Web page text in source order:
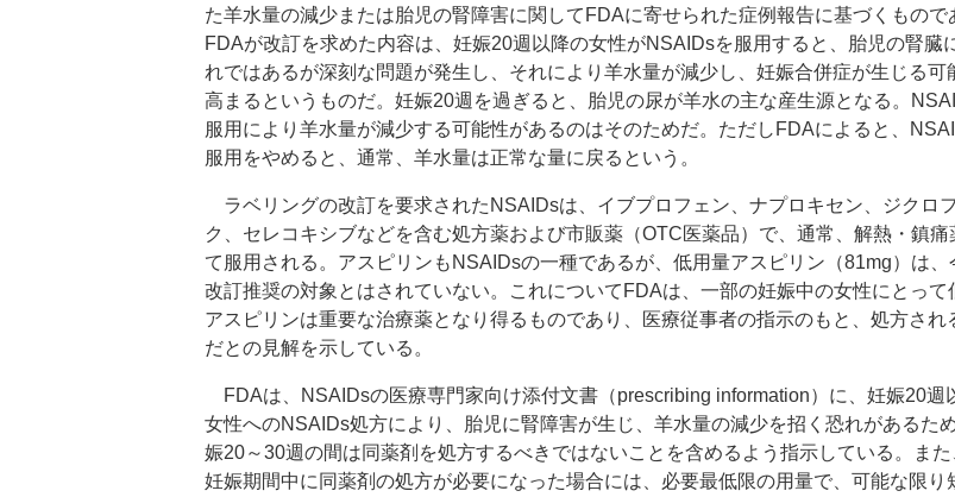
た羊水量の減少または胎児の腎障害に関してFDAに寄せられた症例報告に基づくもので
FDAが改訂を求めた内容は、妊娠20週以降の女性がNSAIDsを服用すると、胎児の腎臓
れではあるが深刻な問題が発生し、それにより羊水量が減少し、妊娠合併症が生じる可
高まるというものだ。妊娠20週を過ぎると、胎児の尿が羊水の主な産生源となる。
服用により羊水量が減少する可能性があるのはそのためだ。ただしFDAによると、
服用をやめると、通常、羊水量は正常な量に戻るという。
ラベリングの改訂を要求されたNSAIDsは、イブプロフェン、ナプロキセン、ジクロ
ク、セレコキシブなどを含む処方薬および市販薬（OTC医薬品）で、通常、解熱・鎮痛
て服用される。アスピリンもNSAIDsの一種であるが、低用量アスピリン（81mg）は、
改訂推奨の対象とはされていない。これについてFDAは、一部の妊娠中の女性にとって
アスピリンは重要な治療薬となり得るものであり、医療従事者の指示のもと、処方され
だとの見解を示している。
FDAは、NSAIDsの医療専門家向け添付文書（prescribing information）に、妊娠20週
女性へのNSAIDs処方により、胎児に腎障害が生じ、羊水量の減少を招く恐れがあるた
娠20～30週の間は同薬剤を処方するべきではないことを含めるよう指示している。ま
妊娠期間中に同薬剤の処方が必要になった場合には、必要最低限の用量で、可能な限り